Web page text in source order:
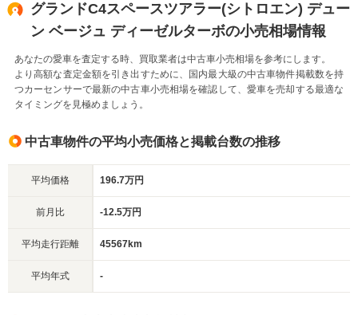
グランドC4スペースツアラー(シトロエン) デュー
ン ベージュ ディーゼルターボの小売相場情報
あなたの愛車を査定する時、買取業者は中古車小売相場を参考にします。
より高額な査定金額を引き出すために、国内最大級の中古車物件掲載数を持
つカーセンサーで最新の中古車小売相場を確認して、愛車を売却する最適な
タイミングを見極めましょう。
中古車物件の平均小売価格と掲載台数の推移
平均価格 196.7万円
前月比 -12.5万円
平均走行距離 45567km
平均年式 -